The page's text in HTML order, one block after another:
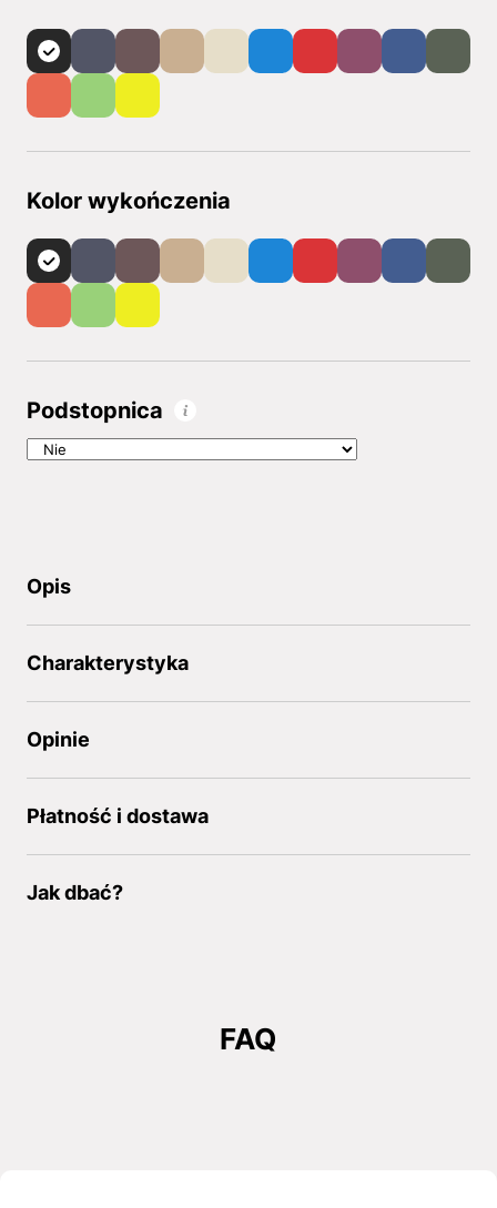
Kolor wykończenia
Podstopnica
Opis
Charakterystyka
Opinie
Płatność i dostawa
Jak dbać?
FAQ